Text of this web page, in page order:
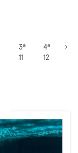
3ª
11
4ª
12